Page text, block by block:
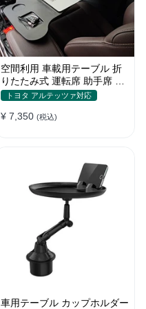
空間利用 車載用テーブル 折
りたたみ式 運転席 助手席 多
機能 パソコン 食事 書き込み
トヨタ アルテッツァ対応
¥ 7,350 (税込)
車用テーブル カップホルダー